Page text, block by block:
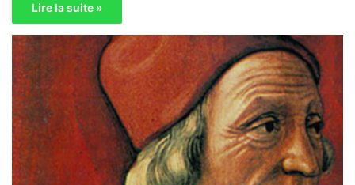
Lire la suite »